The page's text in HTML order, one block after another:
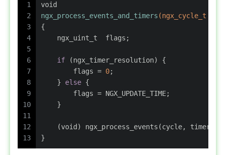
1
2
3
4
5
6
7
8
9
10
11
12
13
void
ngx_process_events_and_timers (ngx_cycle_t
{
ngx_uint_t
  flags;
if (ngx_timer_resolution) {
        flags =
0;
    }
else {
        flags = NGX_UPDATE_TIME;
    }
    (
void ) ngx_process_events(cycle, timer,
}